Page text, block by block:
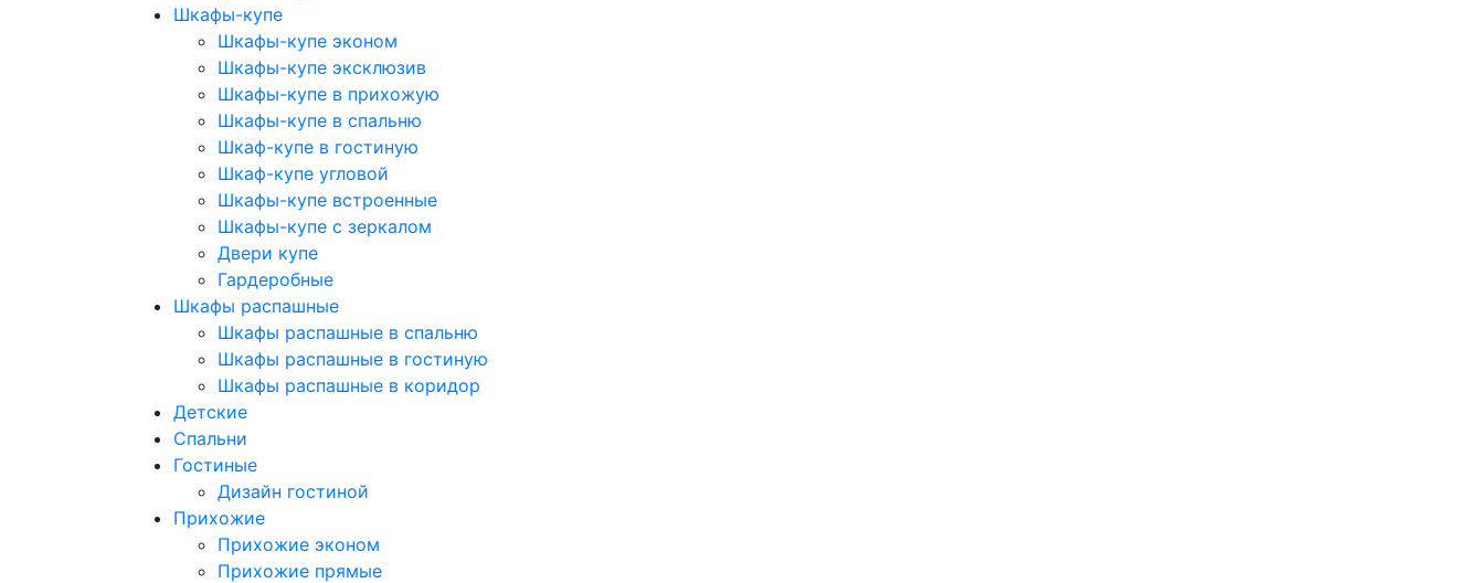
Шкафы-купе
Шкафы-купе эконом
Шкафы-купе эксклюзив
Шкафы-купе в прихожую
Шкафы-купе в спальню
Шкаф-купе в гостиную
Шкаф-купе угловой
Шкафы-купе встроенные
Шкафы-купе с зеркалом
Двери купе
Гардеробные
Шкафы распашные
Шкафы распашные в спальню
Шкафы распашные в гостиную
Шкафы распашные в коридор
Детские
Спальни
Гостиные
Дизайн гостиной
Прихожие
Прихожие эконом
Прихожие прямые